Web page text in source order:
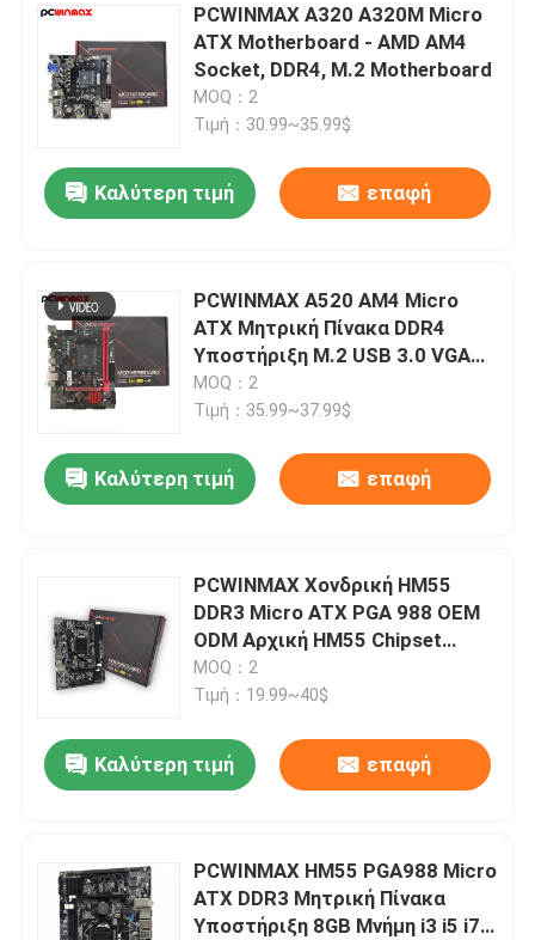
PCWINMAX A320 A320M Micro
ATX Motherboard - AMD AM4
Socket, DDR4, M.2 Motherboard
MOQ：2
Τιμή：30.99~35.99$
Καλύτερη τιμή επαφή
PCWINMAX A520 AM4 Micro
ATX Μητρική Πίνακα DDR4
Υποστήριξη M.2 USB 3.0 VGA
HD Slot
MOQ：2
Τιμή：35.99~37.99$
Καλύτερη τιμή επαφή
PCWINMAX Χονδρική HM55
DDR3 Micro ATX PGA 988 OEM
ODM Αρχική HM55 Chipset
Desktop Motherboard
MOQ：2
Τιμή：19.99~40$
Καλύτερη τιμή επαφή
PCWINMAX HM55 PGA988 Micro
ATX DDR3 Μητρική Πίνακα
Υποστήριξη 8GB Μνήμη i3 i5 i7